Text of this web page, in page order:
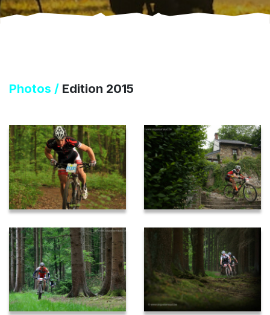
Photos / Edition 2015